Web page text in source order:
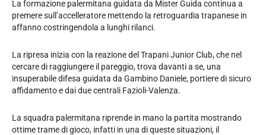
La formazione palermitana guidata da Mister Guida continua a
premere sull’accelleratore mettendo la retroguardia trapanese in
affanno costringendola a lunghi rilanci.
La ripresa inizia con la reazione del Trapani Junior Club, che nel
cercare di raggiungere il pareggio, trova davanti a se, una
insuperabile difesa guidata da Gambino Daniele, portiere di sicuro
affidamento e dai due centrali Fazioli-Valenza.
La squadra palermitana riprende in mano la partita mostrando
ottime trame di gioco, infatti in una di queste situazioni, il